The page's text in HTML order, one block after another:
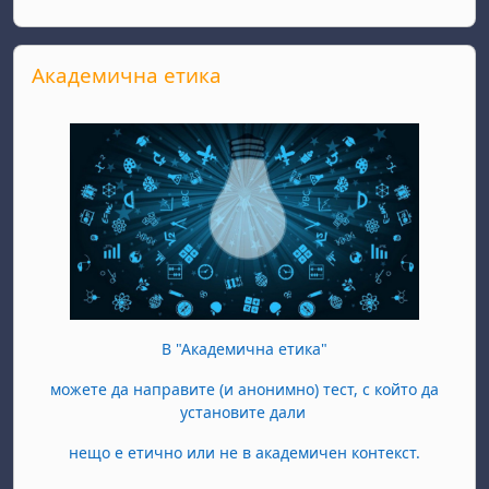
Passer Академична етика
Академична етика
В "Академична етика"
можете да направите (и анонимно) тест, с който да
установите дали
нещо е етично или не в академичен контекст.